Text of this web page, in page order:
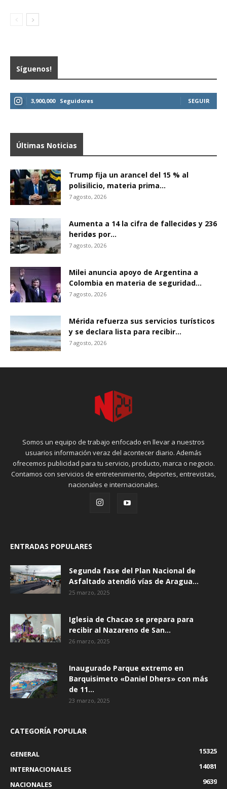
Síguenos!
3,900,000 Seguidores SEGUIR
Últimas Noticias
Trump fija un arancel del 15 % al
polisilicio, materia prima...
7 agosto, 2026
Aumenta a 14 la cifra de fallecidøs y 236
heridøs por...
7 agosto, 2026
Milei anuncia apoyo de Argentina a
Colombia en materia de seguridad...
7 agosto, 2026
Mérida refuerza sus servicios turísticos
y se declara lista para recibir...
7 agosto, 2026
Somos un equipo de trabajo enfocado en llevar a nuestros
usuarios información veraz del acontecer diario. Además
ofrecemos publicidad para tu servicio, producto, marca o negocio.
Contamos con servicios de entretenimiento, deportes, entrevistas,
nacionales e internacionales.
ENTRADAS POPULARES
Segunda fase del Plan Nacional de
Asfaltado atendió vías de Aragua...
25 marzo, 2025
Iglesia de Chacao se prepara para
recibir al Nazareno de San...
26 marzo, 2025
Inaugurado Parque extremo en
Barquisimeto «Daniel Dhers» con más
de 11...
23 marzo, 2025
CATEGORÍA POPULAR
GENERAL
15325
INTERNACIONALES
14081
NACIONALES
9639